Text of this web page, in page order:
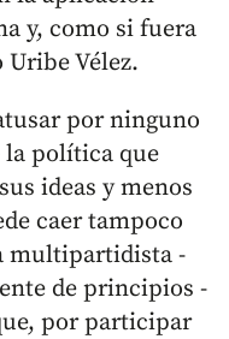
y, como si fuera
Vélez.
por ninguno
la política que
ideas y menos
caer tampoco
multipartidista -
de principios -
por participar